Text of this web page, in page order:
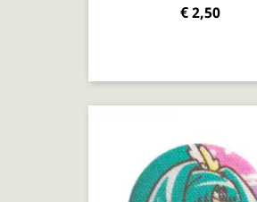
€ 2,50